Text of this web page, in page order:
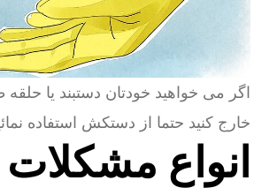
اگر می خواهید خودتان دستبند یا حلقه
خارج کنید حتما از دستکش استفاده
انواع مشکلات